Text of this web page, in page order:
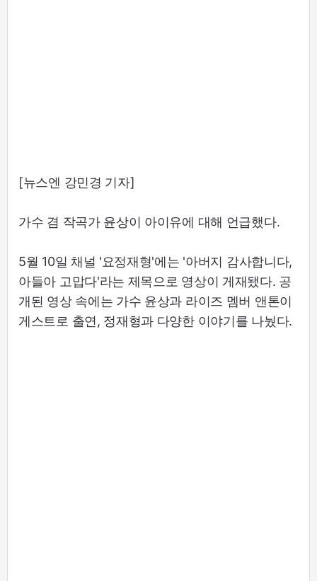
[뉴스엔 강민경 기자]
가수 겸 작곡가 윤상이 아이유에 대해 언급했다.
5월 10일 채널 '요정재형'에는 '아버지 감사합니다,
아들아 고맙다'라는 제목으로 영상이 게재됐다. 공
개된 영상 속에는 가수 윤상과 라이즈 멤버 앤톤이
게스트로 출연, 정재형과 다양한 이야기를 나눴다.